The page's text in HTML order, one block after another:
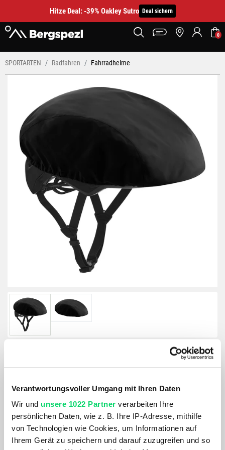
Verantwortungsvoller Umgang mit Ihren Daten
Wir und unsere 1022 Partner verarbeiten Ihre
persönlichen Daten, wie z. B. Ihre IP-Adresse, mithilfe
von Technologien wie Cookies, um Informationen auf
Ihrem Gerät zu speichern und darauf zuzugreifen und so
Hitze Deal: -39% Oakley Sutro Deal sichern
0
SPORTARTEN Radfahren Fahrradhelme
GRÖSSE VARIANTE WÄHLEN
Farbe: